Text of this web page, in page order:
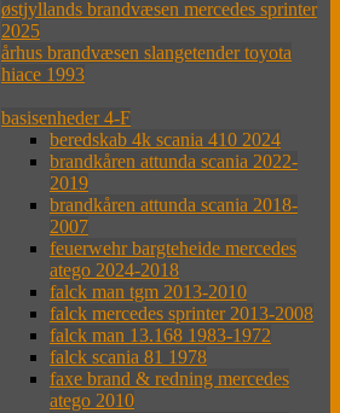
østjyllands brandvæsen mercedes sprinter
2025
århus brandvæsen slangetender toyota
hiace 1993
basisenheder 4-F
beredskab 4k scania 410 2024
brandkåren attunda scania 2022-
2019
brandkåren attunda scania 2018-
2007
feuerwehr bargteheide mercedes
atego 2024-2018
falck man tgm 2013-2010
falck mercedes sprinter 2013-2008
falck man 13.168 1983-1972
falck scania 81 1978
faxe brand & redning mercedes
atego 2010